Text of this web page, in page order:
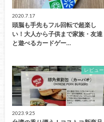
2020.7.17
頭脳も手先もフル回転で超楽し
い！大人から子供まで家族・友達
と遊べるカードゲー…
レビュー
2023.9.25